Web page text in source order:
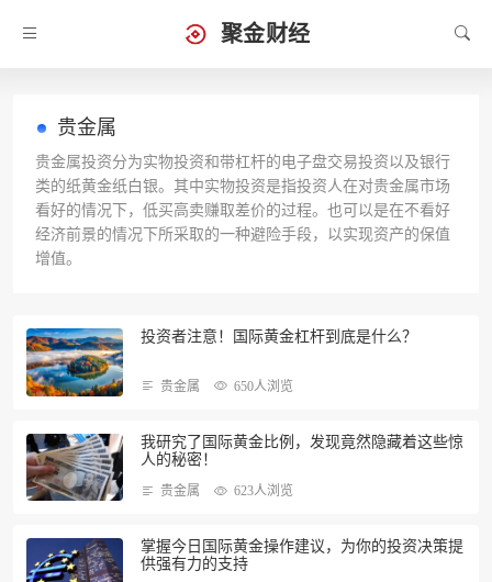
聚金财经
贵金属
贵金属投资分为实物投资和带杠杆的电子盘交易投资以及银行
类的纸黄金纸白银。其中实物投资是指投资人在对贵金属市场
看好的情况下，低买高卖赚取差价的过程。也可以是在不看好
经济前景的情况下所采取的一种避险手段，以实现资产的保值
增值。
投资者注意！国际黄金杠杆到底是什么？
贵金属 650人浏览
我研究了国际黄金比例，发现竟然隐藏着这些惊
人的秘密！
贵金属 623人浏览
掌握今日国际黄金操作建议，为你的投资决策提
供强有力的支持